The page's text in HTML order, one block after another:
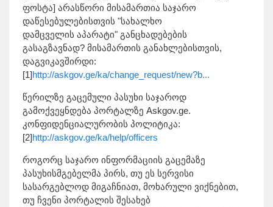
ფოსტა] არასწორი მისამართია საჯარო
დაწესებულებისთვის "სახალხო
დამცველის აპარატი" განცხადებების
გასაგზავნად? მისამართის განახლებისთვის,
დაგვიკავშირდი:
[1]http://askgov.ge/ka/change_request/new?b...
წერილზე გაცემული პასუხი საჯაროდ
გამოქვეყნდება პორტალზე Askgov.ge.
კონფიდენციალურობის პოლიტიკა:
[2]http://askgov.ge/ka/help/officers
როგორც საჯარო ინფორმაციის გაცემაზე
პასუხისმგებელმა პირს, თუ ეს სერვისი
სასარგებლოდ მიგაჩნიათ, მოხარული ვიქნებით,
თუ ჩვენი პორტალის შესახებ